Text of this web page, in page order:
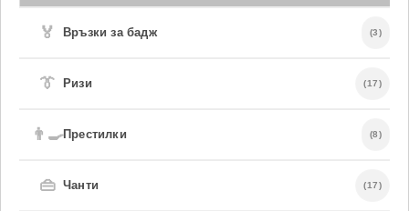
🏅 Връзки за бадж (3)
👔 Ризи (17)
👨‍🍳Престилки (8)
👜 Чанти (17)